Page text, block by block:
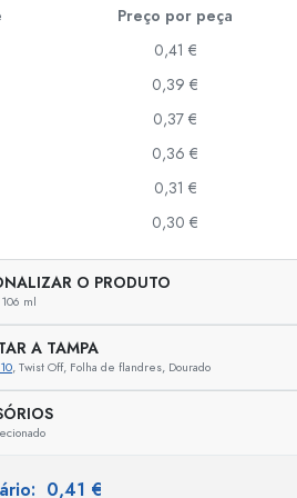
Preço por peça
0,41 €
0,39 €
0,37 €
0,36 €
0,31 €
0,30 €
O PRODUTO
106 ml
A TAMPA
, Twist Off, Folha de flandres, Dourado
0,41 €